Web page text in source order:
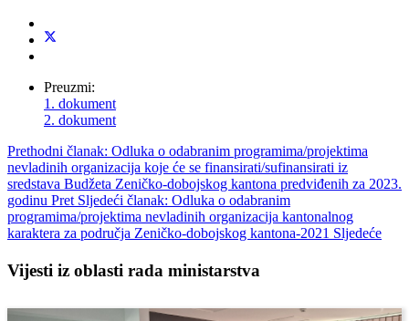
Preuzmi:
1. dokument
2. dokument
Prethodni članak: Odluka o odabranim programima/projektima
nevladinih organizacija koje će se finansirati/sufinansirati iz
sredstava Budžeta Zeničko-dobojskog kantona predviđenih za 2023.
godinu Pret Sljedeći članak: Odluka o odabranim
programima/projektima nevladinih organizacija kantonalnog
karaktera za područja Zeničko-dobojskog kantona-2021 Sljedeće
Vijesti iz oblasti rada ministarstva